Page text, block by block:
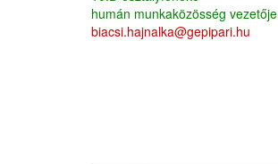
humán munkaközösség vezetője
biacsi.hajnalka@gepipari.hu